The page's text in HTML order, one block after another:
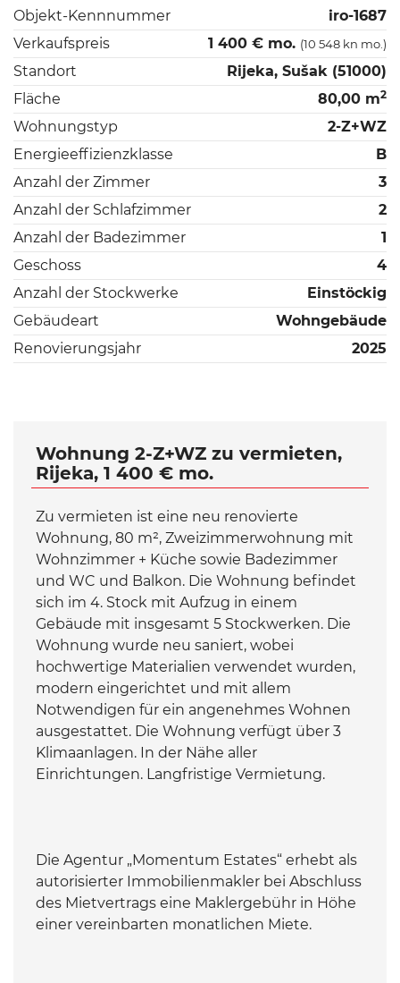
Objekt-Kennnummer
iro-1687
Verkaufspreis
1 400 € mo. (10 548 kn mo.)
Standort
Rijeka, Sušak (51000)
Fläche
80,00 m2
Wohnungstyp
2-Z+WZ
Energieeffizienzklasse
B
Anzahl der Zimmer
3
Anzahl der Schlafzimmer
2
Anzahl der Badezimmer
1
Geschoss
4
Anzahl der Stockwerke
Einstöckig
Gebäudeart
Wohngebäude
Renovierungsjahr
2025
Wohnung 2-Z+WZ zu vermieten,
Rijeka, 1 400 € mo.
Zu vermieten ist eine neu renovierte
Wohnung, 80 m², Zweizimmerwohnung mit
Wohnzimmer + Küche sowie Badezimmer
und WC und Balkon. Die Wohnung befindet
sich im 4. Stock mit Aufzug in einem
Gebäude mit insgesamt 5 Stockwerken. Die
Wohnung wurde neu saniert, wobei
hochwertige Materialien verwendet wurden,
modern eingerichtet und mit allem
Notwendigen für ein angenehmes Wohnen
ausgestattet. Die Wohnung verfügt über 3
Klimaanlagen. In der Nähe aller
Einrichtungen. Langfristige Vermietung.
Die Agentur „Momentum Estates“ erhebt als
autorisierter Immobilienmakler bei Abschluss
des Mietvertrags eine Maklergebühr in Höhe
einer vereinbarten monatlichen Miete.